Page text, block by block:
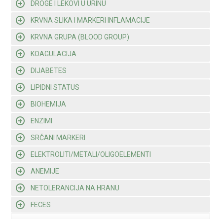
DROGE I LEKOVI U URINU
KRVNA SLIKA I MARKERI INFLAMACIJE
KRVNA GRUPA (BLOOD GROUP)
KOAGULACIJA
DIJABETES
LIPIDNI STATUS
BIOHEMIJA
ENZIMI
SRČANI MARKERI
ELEKTROLITI/METALI/OLIGOELEMENTI
ANEMIJE
NETOLERANCIJA NA HRANU
FECES